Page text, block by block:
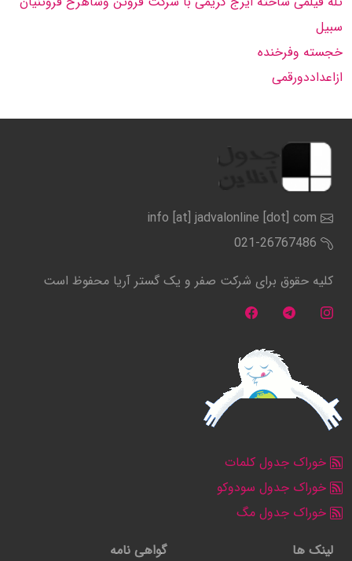
سبیل
خجسته وفرخنده
ازاعداددورقمی
info [at] jadvalonline [dot] com
021-26767486
کلیه حقوق برای شرکت صفر و یک گستر آریا محفوظ است
خوراک جدول کلمات
خوراک جدول سودوکو
خوراک جدول مگ
لینک ها
گواهی نامه